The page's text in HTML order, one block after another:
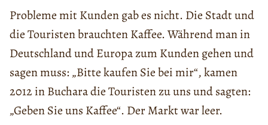
Probleme mit Kunden gab es nicht. Die Stadt und
die Touristen brauchten Kaffee. Während man in
Deutschland und Europa zum Kunden gehen und
sagen muss: „Bitte kaufen Sie bei mir“, kamen
2012 in Buchara die Touristen zu uns und sagten:
„Geben Sie uns Kaffee“. Der Markt war leer.